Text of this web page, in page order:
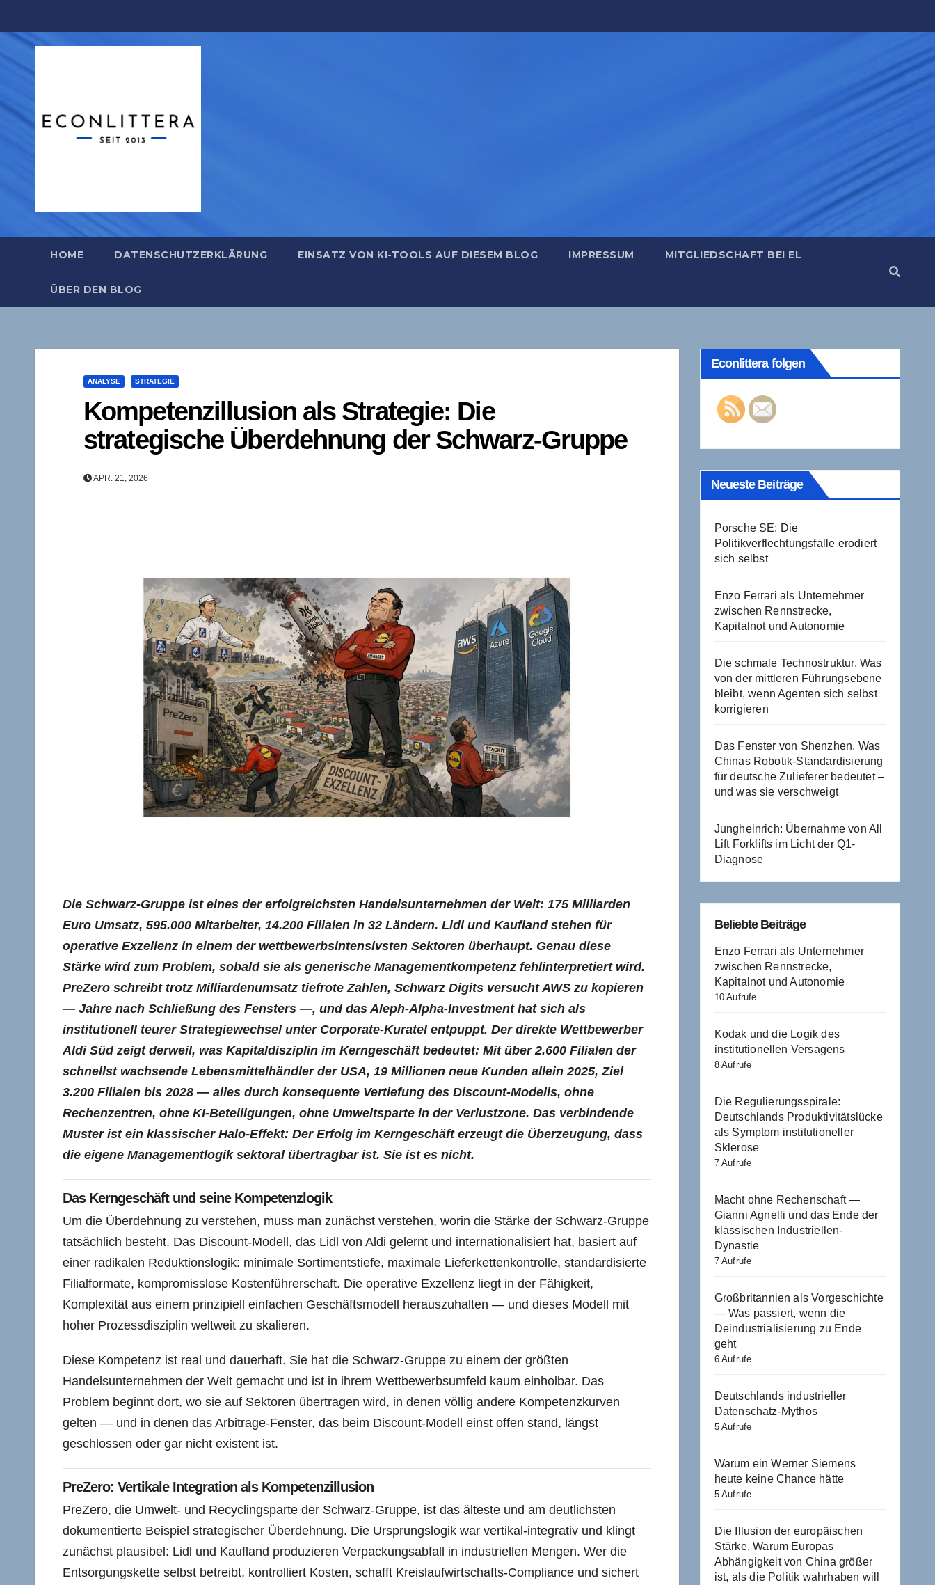
Inhalt
springen
HOME DATENSCHUTZERKLÄRUNG EINSATZ VON KI-TOOLS AUF DIESEM BLOG IMPRESSUM MITGLIEDSCHAFT BEI EL
ÜBER DEN BLOG
ANALYSE STRATEGIE
Kompetenzillusion als Strategie: Die
strategische Überdehnung der Schwarz-Gruppe
APR. 21, 2026
Die Schwarz-Gruppe ist eines der erfolgreichsten Handelsunternehmen der Welt: 175 Milliarden
Euro Umsatz, 595.000 Mitarbeiter, 14.200 Filialen in 32 Ländern. Lidl und Kaufland stehen für
operative Exzellenz in einem der wettbewerbsintensivsten Sektoren überhaupt. Genau diese
Stärke wird zum Problem, sobald sie als generische Managementkompetenz fehlinterpretiert wird.
PreZero schreibt trotz Milliardenumsatz tiefrote Zahlen, Schwarz Digits versucht AWS zu kopieren
— Jahre nach Schließung des Fensters —, und das Aleph-Alpha-Investment hat sich als
institutionell teurer Strategiewechsel unter Corporate-Kuratel entpuppt. Der direkte Wettbewerber
Aldi Süd zeigt derweil, was Kapitaldisziplin im Kerngeschäft bedeutet: Mit über 2.600 Filialen der
schnellst wachsende Lebensmittelhändler der USA, 19 Millionen neue Kunden allein 2025, Ziel
3.200 Filialen bis 2028 — alles durch konsequente Vertiefung des Discount-Modells, ohne
Rechenzentren, ohne KI-Beteiligungen, ohne Umweltsparte in der Verlustzone. Das verbindende
Muster ist ein klassischer Halo-Effekt: Der Erfolg im Kerngeschäft erzeugt die Überzeugung, dass
die eigene Managementlogik sektoral übertragbar ist. Sie ist es nicht.
Das Kerngeschäft und seine Kompetenzlogik
Um die Überdehnung zu verstehen, muss man zunächst verstehen, worin die Stärke der Schwarz-Gruppe
tatsächlich besteht. Das Discount-Modell, das Lidl von Aldi gelernt und internationalisiert hat, basiert auf
einer radikalen Reduktionslogik: minimale Sortimentstiefe, maximale Lieferkettenkontrolle, standardisierte
Filialformate, kompromisslose Kostenführerschaft. Die operative Exzellenz liegt in der Fähigkeit,
Komplexität aus einem prinzipiell einfachen Geschäftsmodell herauszuhalten — und dieses Modell mit
hoher Prozessdisziplin weltweit zu skalieren.
Diese Kompetenz ist real und dauerhaft. Sie hat die Schwarz-Gruppe zu einem der größten
Handelsunternehmen der Welt gemacht und ist in ihrem Wettbewerbsumfeld kaum einholbar. Das
Problem beginnt dort, wo sie auf Sektoren übertragen wird, in denen völlig andere Kompetenzkurven
gelten — und in denen das Arbitrage-Fenster, das beim Discount-Modell einst offen stand, längst
geschlossen oder gar nicht existent ist.
PreZero: Vertikale Integration als Kompetenzillusion
PreZero, die Umwelt- und Recyclingsparte der Schwarz-Gruppe, ist das älteste und am deutlichsten
dokumentierte Beispiel strategischer Überdehnung. Die Ursprungslogik war vertikal-integrativ und klingt
zunächst plausibel: Lidl und Kaufland produzieren Verpackungsabfall in industriellen Mengen. Wer die
Entsorgungskette selbst betreibt, kontrolliert Kosten, schafft Kreislaufwirtschafts-Compliance und sichert
Econlittera folgen
Neueste Beiträge
Porsche SE: Die
Politikverflechtungsfalle erodiert
sich selbst
Enzo Ferrari als Unternehmer
zwischen Rennstrecke,
Kapitalnot und Autonomie
Die schmale Technostruktur. Was
von der mittleren Führungsebene
bleibt, wenn Agenten sich selbst
korrigieren
Das Fenster von Shenzhen. Was
Chinas Robotik-Standardisierung
für deutsche Zulieferer bedeutet –
und was sie verschweigt
Jungheinrich: Übernahme von All
Lift Forklifts im Licht der Q1-
Diagnose
Beliebte Beiträge
Enzo Ferrari als Unternehmer
zwischen Rennstrecke,
Kapitalnot und Autonomie
10 Aufrufe
Kodak und die Logik des
institutionellen Versagens
8 Aufrufe
Die Regulierungsspirale:
Deutschlands Produktivitätslücke
als Symptom institutioneller
Sklerose
7 Aufrufe
Macht ohne Rechenschaft —
Gianni Agnelli und das Ende der
klassischen Industriellen-
Dynastie
7 Aufrufe
Großbritannien als Vorgeschichte
— Was passiert, wenn die
Deindustrialisierung zu Ende
geht
6 Aufrufe
Deutschlands industrieller
Datenschatz-Mythos
5 Aufrufe
Warum ein Werner Siemens
heute keine Chance hätte
5 Aufrufe
Die Illusion der europäischen
Stärke. Warum Europas
Abhängigkeit von China größer
ist, als die Politik wahrhaben will